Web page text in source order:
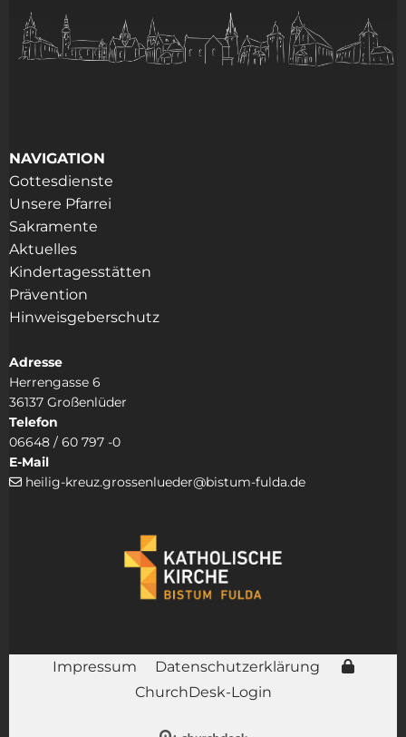
NAVIGATION
Gottesdienste
Unsere Pfarrei
Sakramente
Aktuelles
Kindertagesstätten
Prävention
Hinweisgeberschutz
Adresse
Herrengasse 6
36137 Großenlüder
Telefon
06648 / 60 797 -0
E-Mail
 heilig-kreuz.grossenlueder@bistum-fulda.de
Impressum
Datenschutzerklärung
ChurchDesk-Login